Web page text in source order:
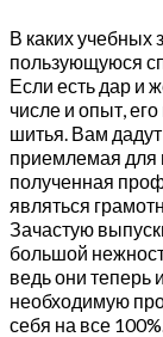
В каких учебных
пользующуюся
Если есть дар и
числе и опыт,
шитья. Вам
приемлемая для
полученная
являться
Зачастую
большой
ведь они
необходимую
себя на все